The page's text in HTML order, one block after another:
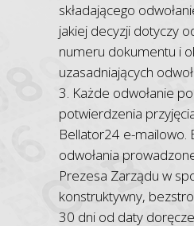
składającego
jakiej decyzji dotyczy
numeru dokumentu i
uzasadniających
3. Każde odwołanie
potwierdzenia
Bellator24 e-mailowo.
odwołania
Prezesa Zarządu w
konstruktywny,
30 dni od daty